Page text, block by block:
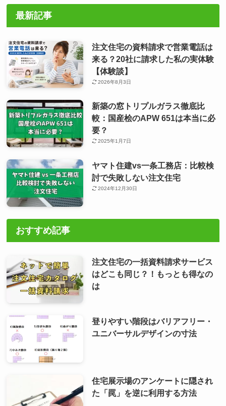
最新記事
注文住宅の資料請求で営業電話は
来る？20社に請求した私の実体験
【体験談】
2026年8月3日
新築の窓トリプルガラス徹底比
較：国産桧のAPW 651は本当に必
要？
2025年1月7日
ヤマト住建vs一条工務店：比較検
討で失敗しない注文住宅
2024年12月30日
おすすめ記事
注文住宅の一括資料請求サービス
はどこも同じ？！もっとも得なの
は
登りやすい階段はバリアフリー・
ユニバーサルデザインの寸法
住宅展示場のアンケートに隠され
た「罠」を逆に利用する方法